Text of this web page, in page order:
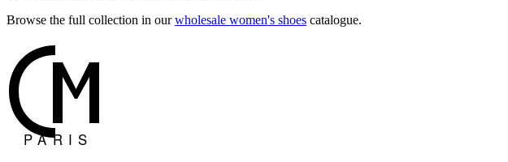
Browse the full collection in our wholesale women's shoes catalogue.